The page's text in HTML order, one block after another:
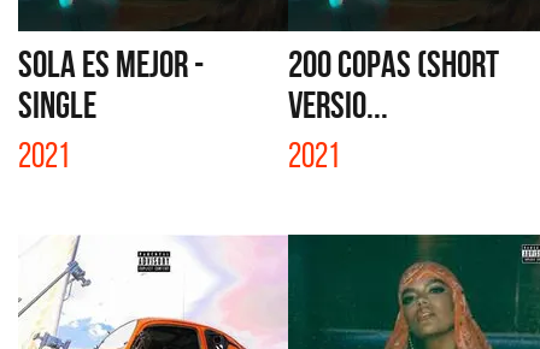
SOLA ES MEJOR -
SINGLE
2021
200 COPAS (SHORT
VERSIO...
2021